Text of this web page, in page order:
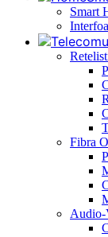
Smart
Fibra
Audio-